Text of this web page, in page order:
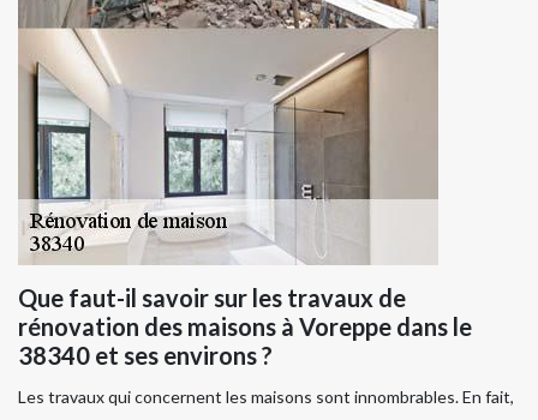
Que faut-il savoir sur les travaux de
rénovation des maisons à Voreppe dans le
38340 et ses environs ?
Les travaux qui concernent les maisons sont innombrables. En fait,